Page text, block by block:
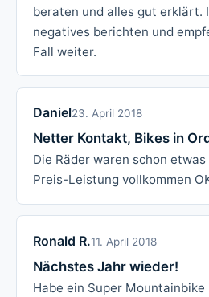
beraten und alles gut erklärt.
negatives berichten und
Fall weiter.
Daniel23. April 2018
Netter Kontakt, Bikes in
Die Räder waren schon
Preis-Leistung vollkommen
Ronald R.11. April 2018
Nächstes Jahr wieder!
Habe ein Super Mountainbike